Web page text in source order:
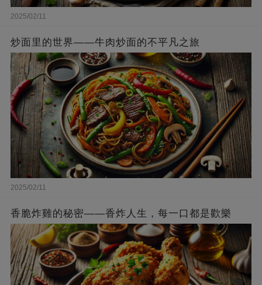
2025/02/11
炒面里的世界——牛肉炒面的不平凡之旅
2025/02/11
香脆炸雞的秘密——香炸人生，每一口都是歡樂